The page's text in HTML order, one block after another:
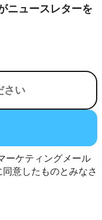
ニュースレターを
ーケティングメール
同意したものとみなさ